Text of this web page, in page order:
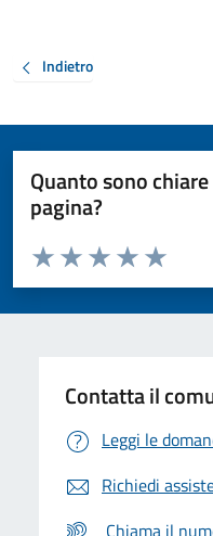
Indietro
Quanto sono
pagina?
Valuta da 1 a 5 stelle la pagina
Valuta 5
Valuta 4
Valuta 3 stelle
Valuta 2 stelle su 5
Valuta 1 stelle su 5
Contatta il
Leggi le
Richiedi
Chiama il